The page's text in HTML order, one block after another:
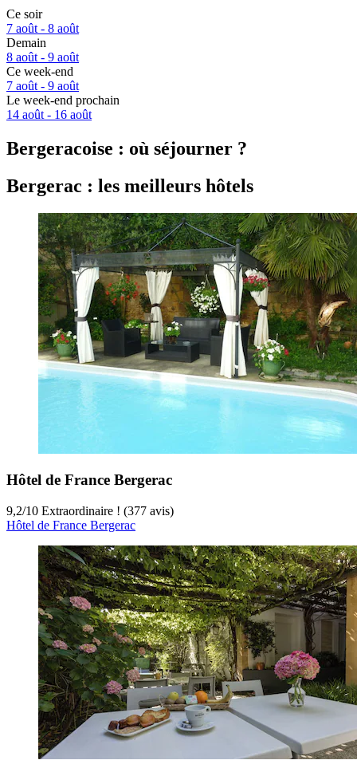
Ce soir
7 août - 8 août
Demain
8 août - 9 août
Ce week-end
7 août - 9 août
Le week-end prochain
14 août - 16 août
Bergeracoise : où séjourner ?
Bergerac : les meilleurs hôtels
Hôtel de France Bergerac
9,2/10 Extraordinaire ! (377 avis)
Hôtel de France Bergerac